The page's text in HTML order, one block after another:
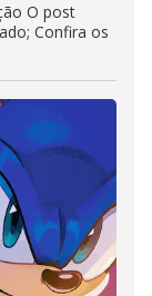
O post
Confira os